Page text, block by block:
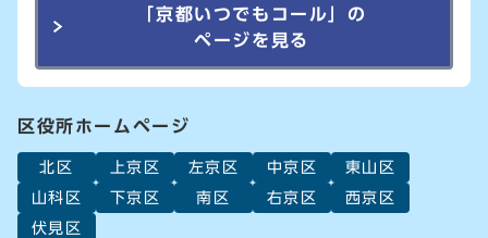
「京都いつでもコール」の
ページを見る
区役所ホームページ
北区 上京区 左京区 中京区
東山区
山科区
下京区 南区 右京区
西京区
伏見区